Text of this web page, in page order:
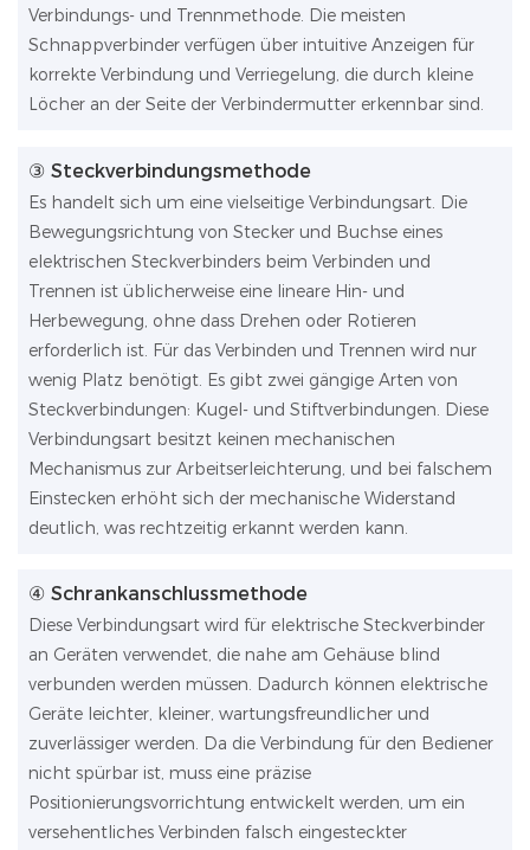
Verbindungs- und Trennmethode. Die meisten
Schnappverbinder verfügen über intuitive Anzeigen für
korrekte Verbindung und Verriegelung, die durch kleine
Löcher an der Seite der Verbindermutter erkennbar sind.
③ Steckverbindungsmethode
Es handelt sich um eine vielseitige Verbindungsart. Die
Bewegungsrichtung von Stecker und Buchse eines
elektrischen Steckverbinders beim Verbinden und
Trennen ist üblicherweise eine lineare Hin- und
Herbewegung, ohne dass Drehen oder Rotieren
erforderlich ist. Für das Verbinden und Trennen wird nur
wenig Platz benötigt. Es gibt zwei gängige Arten von
Steckverbindungen: Kugel- und Stiftverbindungen. Diese
Verbindungsart besitzt keinen mechanischen
Mechanismus zur Arbeitserleichterung, und bei falschem
Einstecken erhöht sich der mechanische Widerstand
deutlich, was rechtzeitig erkannt werden kann.
④ Schrankanschlussmethode
Diese Verbindungsart wird für elektrische Steckverbinder
an Geräten verwendet, die nahe am Gehäuse blind
verbunden werden müssen. Dadurch können elektrische
Geräte leichter, kleiner, wartungsfreundlicher und
zuverlässiger werden. Da die Verbindung für den Bediener
nicht spürbar ist, muss eine präzise
Positionierungsvorrichtung entwickelt werden, um ein
versehentliches Verbinden falsch eingesteckter